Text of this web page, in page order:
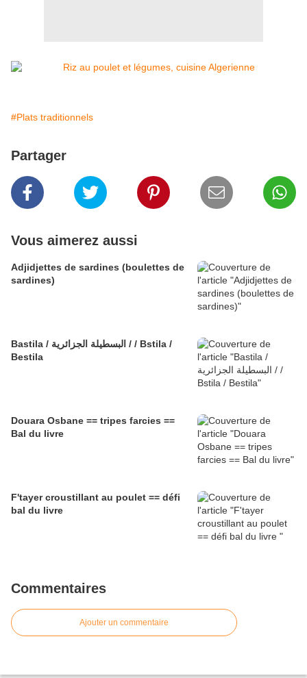
#Plats traditionnels
Partager
Vous aimerez aussi
Adjidjettes de sardines (boulettes de
sardines)
Bastila / البسطيلة الجزائرية / / Bstila /
Bestila
Douara Osbane == tripes farcies ==
Bal du livre
F'tayer croustillant au poulet == défi
bal du livre
Commentaires
Ajouter un commentaire